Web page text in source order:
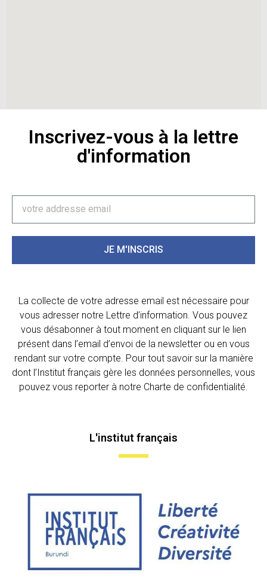
Inscrivez-vous à la lettre
d'information
JE M'INSCRIS
La collecte de votre adresse email est nécessaire pour
vous adresser notre Lettre d’information. Vous pouvez
vous désabonner à tout moment en cliquant sur le lien
présent dans l’email d’envoi de la newsletter ou en vous
rendant sur votre compte. Pour tout savoir sur la manière
dont l’Institut français gère les données personnelles, vous
pouvez vous reporter à notre Charte de confidentialité.
L'institut français